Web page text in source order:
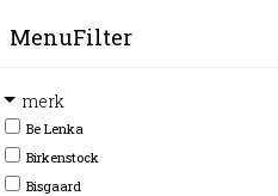
MenuFilter
merk
Be Lenka
Birkenstock
Bisgaard